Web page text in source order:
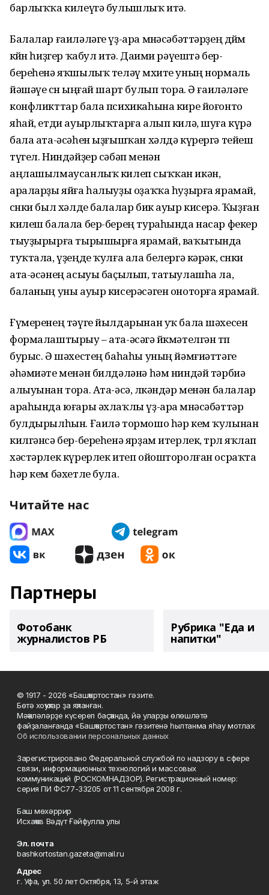
барлыҡҡа килеүгә булышлыҡ итә.
Балалар ғаиләләге үҙ-ара мөнәсә­бәт­тәрҙең дөйөм
көйөн һиҙгер ҡабул итә. Даими рәүештә бер-
береһенә яҡшылыҡ теләү мөхите уның нормаль
йәшәүе өсөн ыңғай шарт булып тора. Ә ғаиләләге
конфликттар бала психикаһына кире йоғонто
яһай, етди ауырлыҡтарға алып килә, шуға күрә
бала ата-әсәһен ыҙғышҡан хәлдә күрергә тейеш
түгел. Ниндәйҙер сәбәп менән
аңлашылмаусанлыҡ килеп сыҡҡан икән,
араларҙы яйға һалыуҙы оҙаҡҡа һуҙырға ярамай,
сөнки был хәлде балалар бик ауыр кисерә. Ҡыҙған
килеш балала бер-берең тураһында насар фекер
тыуҙырырға тырышырға ярамай, ваҡытында
туҡтала, үҙеңде ҡулға ала белергә кәрәк, сөнки
ата-әсәнең асыуы баҫылып, татыулашһа ла,
баланың уны ауыр кисерәсәген оноторға ярамай.
Ғүмеренең тәүге йылдарынан уҡ бала шәхесен
формалаштырыу – ата-әсәгә йөкмәтелгән төп
бурыс. Ә шәхестең баһаһы уның йәмғиәттәге
әһәмиәте менән билдәләнә һәм ниндәй тәрбиә
алыуынан тора. Ата-әсә, өлкәндәр менән балалар
араһында юғары әхлаҡлы үҙ-ара мөнәсәбәттәр
булдырылһын. Ғаилә тормошо һәр кем ҡулынан
килгәнсә бер-береһенә ярҙам итерлек, төрлө яҡлап
хәстәрлек күрерлек итеп ойошторолған осраҡта
һәр кем бәхетле була.
Читайте нас
Партнеры
Фотобанк
журналистов РБ
Рубрика "Еда и
напитки"
© 1917 - 2026 «Башҡортостан» гәзите.
Бөтә хоҡуҡтар ҙа яҡланған.
Мәҡәләләрҙе күсереп баҫҡанда, йә уларҙы өлөшләтә
файҙаланғанда «Башҡортостан» гәзитенә һылтанма яһау мотлаҡ.
Об использовании персональных данных
Зарегистрировано Федеральной службой по надзору в сфере
связи, информационных технологий и массовых
коммуникаций (РОСКОМНАДЗОР). Регистрационный номер:
серия ПИ ФС77-33205 от 11 сентября 2008 г.
Баш мөхәррир
Исхаҡов Вәдүт Ғәйфулла улы
Эл. почта
bashkortostan.gazeta@mail.ru
Адрес
г. Уфа, ул. 50 лет Октября, 13, 5-й этаж